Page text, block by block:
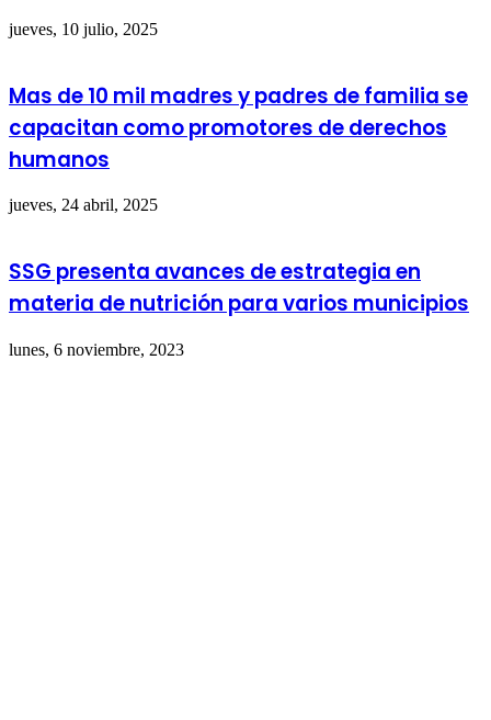
jueves, 10 julio, 2025
Mas de 10 mil madres y padres de familia se
capacitan como promotores de derechos
humanos
jueves, 24 abril, 2025
SSG presenta avances de estrategia en
materia de nutrición para varios municipios
lunes, 6 noviembre, 2023